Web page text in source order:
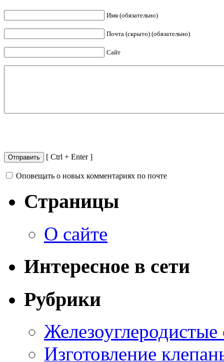
Имя (обязательно)
Почта (скрыто) (обязательно)
Сайт
[ Ctrl + Enter ]
Оповещать о новых комментариях по почте
Страницы
О сайте
Интересное в сети
Рубрики
Железоуглеродистые
Изготовление